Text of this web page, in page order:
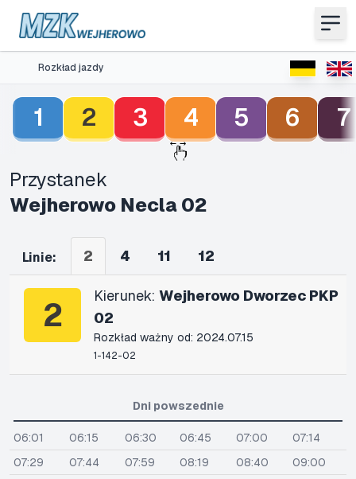
Rozkład jazdy
1 2 3 4 5 6 7
Przystanek
Wejherowo Necla 02
Linie: 2 4 11 12
2 Kierunek: Wejherowo Dworzec PKP
02
Rozkład ważny od: 2024.07.15
1-142-02
Dni powszednie
06:01 06:15 06:30 06:45 07:00
07:14
07:29
07:44 07:59 08:19 08:40
09:00